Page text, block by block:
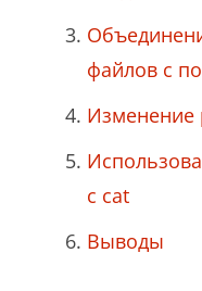
файлов с
Изменение
с cat
Выводы